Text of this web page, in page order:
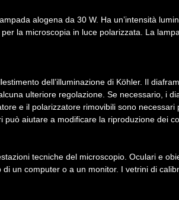
alogena da 30 W. Ha un’intensità
la microscopia in luce polarizzata. La
dell’illuminazione di Köhler. Il
ulteriore regolazione. Se necessario, i
e il polarizzatore rimovibili sono
può aiutare a modificare la riproduzione dei
tecniche del microscopio. Oculari e
un computer o a un monitor. I vetrini di